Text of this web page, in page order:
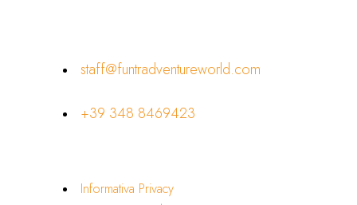
staff@funtradventureworld.com
+39 348 8469423
Informativa Privacy